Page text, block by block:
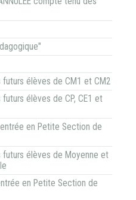
futurs élèves de CM1 et CM2
élèves de CP, CE1 et
en Petite Section de
futurs élèves de Moyenne et
en Petite Section de